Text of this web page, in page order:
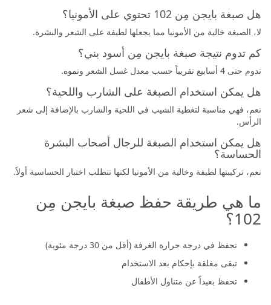
هل صبغة بايجن مِن 102 تحتوي على الأمونيا؟
لا، الصبغة خالية من الأمونيا مما يجعلها لطيفة على الشعر والبشرة.
كم تدوم نتيجة صبغة بايجن مِن أسود بني؟
تدوم حتى 4 أسابيع تقريباً حسب معدل غسل الشعر ونموه.
هل يمكن استخدام الصبغة على الشارب واللحية؟
نعم، فهي مناسبة لتغطية الشيب في اللحية والشارب بالإضافة إلى شعر
الرأس.
هل يمكن استخدام الصبغة للرجال أصحاب البشرة
الحساسة؟
نعم، تركيبتها لطيفة وخالية من الأمونيا لكنها تتطلب اختبار الحساسية أولاً.
ما هي طريقة حفظ صبغة بايجن مِن
102؟
تحفظ في درجة حرارة الغرفة (أقل من 30 درجة مئوية)
تبقى مغلقة بإحكام بعد الاستخدام
تحفظ بعيداً عن متناول الأطفال